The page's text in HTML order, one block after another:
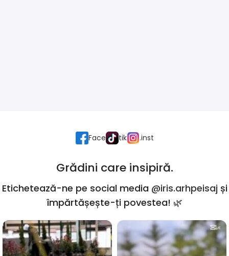
Face tik .inst
Grădini care insipiră.
Etichetează-ne pe social media @iris.arhpeisaj și
împărtășește-ți povestea! 🌿